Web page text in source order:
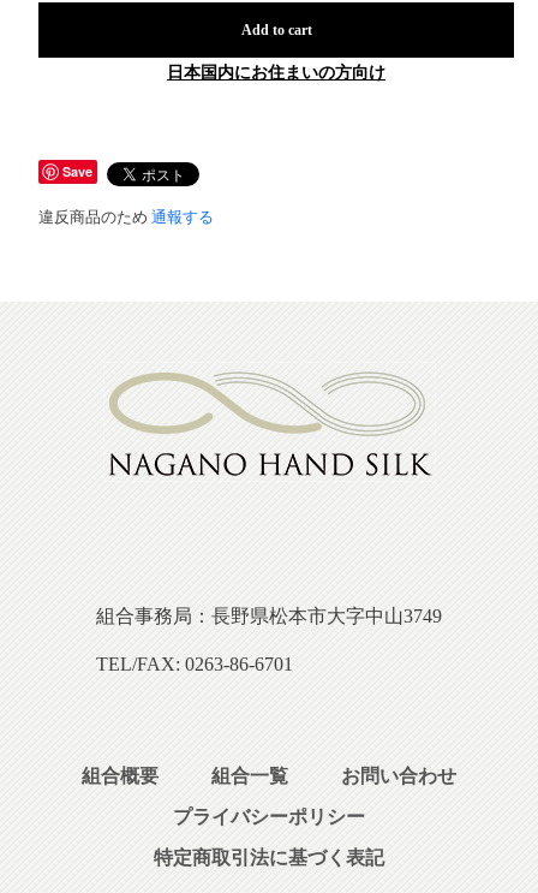
Add to cart
日本国内にお住まいの方向け
Save
違反商品のため 通報する
組合事務局：長野県松本市大字中山3749
TEL/FAX: 0263-86-6701
組合概要 組合一覧
お問い合わせ
プライバシーポリシー
特定商取引法に基づく表記